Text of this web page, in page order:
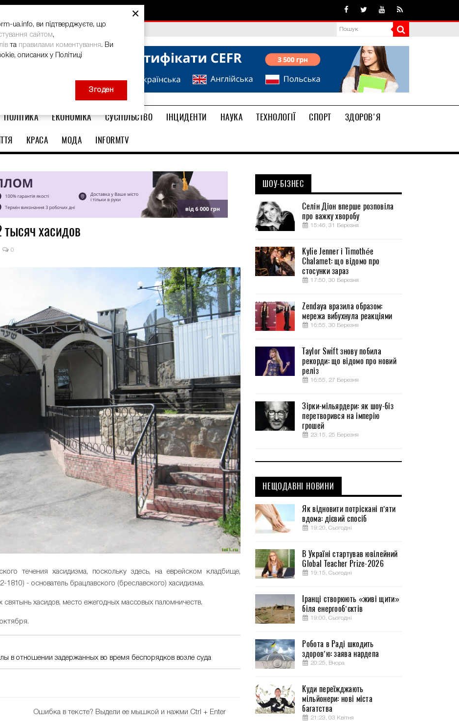
Global Teacher Prize-2026
ПОЛІТИКА ЕКОНОМІКА СУСПІЛЬСТВО ІНЦИДЕНТИ НАУКА ТЕХНОЛОГІЇ СПОРТ
ЗДОРОВ'Я
КРАСА МОДА INFORMTV
хасидов
0
течения хасидизма, поскольку здесь, на еврейском кладбище,
- основатель брацлавского (бреславского) хасидизма.
хасидов, место ежегодных массовых паломничеств.
в отношении задержанных во время беспорядков возле суда
Ошибка в тексте? Выдели ее мышкой и нажми Ctrl + Enter
ШОУ-БІЗНЕС
Селін Діон вперше розповіла
про важку хворобу
15:46, 31 Березня
Kylie Jenner і Timothée
Chalamet: що відомо про
стосунки зараз
17:50, 30 Березня
Zendaya вразила образом:
мережа вибухнула реакціями
16:55, 30 Березня
Taylor Swift знову побила
рекорди: що відомо про новий
реліз
16:55, 27 Березня
Зірки-мільярдери: як шоу-біз
перетворився на імперію
грошей
23:15, 25 Березня
НЕЩОДАВНІ НОВИНИ
Як відновити потріскані п’яти
вдома: дієвий спосіб
19:20, Сьогодні
В Україні стартував ювілейний
Global Teacher Prize-2026
19:15, Сьогодні
Іранці створюють «живі щити»
біля енергооб’єктів
19:00, Сьогодні
Робота в Раді шкодить
здоров’ю: заява нардепа
20:25, Вчора
Куди переїжджають
мільйонери: нові міста
багатства
21:23, 03 Квітня
×
ua.info, ви підтверджуєте, що
сайтом,
та правилами коментування. Ви
описаних у Політиці
Згоден